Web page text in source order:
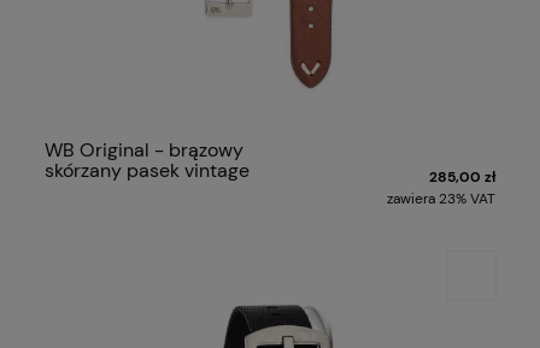
WB Original - brązowy
skórzany pasek vintage
285,00 zł
zawiera 23% VAT